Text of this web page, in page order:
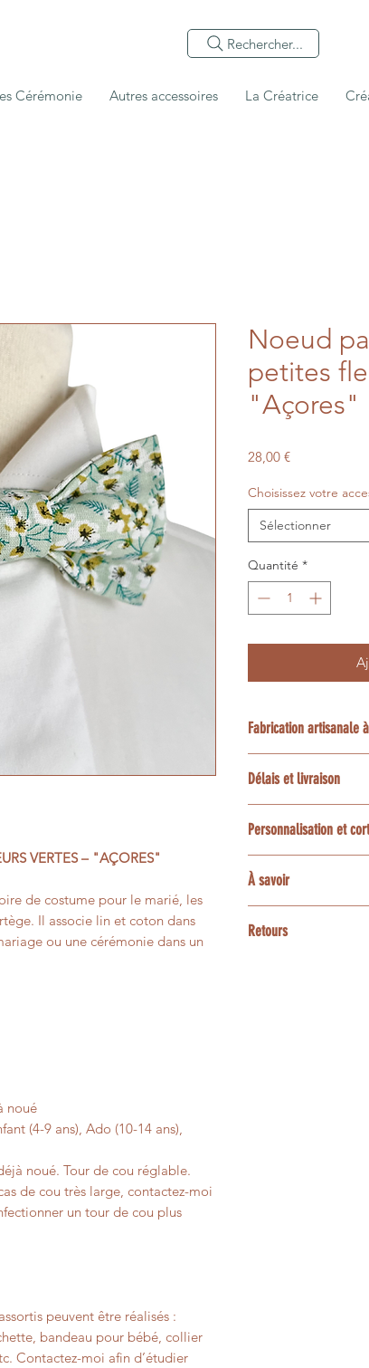
Rechercher...
Cérémonie Autres accessoires La Créatrice
VERTES – "AÇORES"
de costume pour le marié, les
Il associe lin et coton dans
ou une cérémonie dans un
noué
(4-9 ans), Ado (10-14 ans),
noué. Tour de cou réglable.
de cou très large, contactez-moi
un tour de cou plus
peuvent être réalisés :
bandeau pour bébé, collier
Contactez-moi afin d’étudier
Noeud
petites
"Açores"
28,00 €Prix
Choisissez votre
Sélectionner
Quantité *
Fabrication artisanale
la demande dans
Luberon en
création sur mesure
projet : choix du
demande
ensemble les
Délais et livraison
confection et
Une option express
contactez-moi
Personnalisation et
accessoires
enfant ou bébé,
bracelets, barrettes,
À savoir
écrans.
Retours